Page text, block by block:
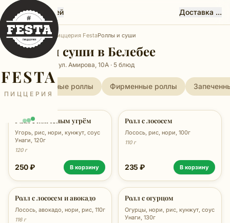
FESTA
ПИЦЦЕРИЯ
Феста, Белебей Доставка ...
ГлавнаяБелебей Пиццерия FestaРоллы и суши
Роллы и суши в Белебее
Пиццерия Festa, ул. Амирова, 10А · 5 блюд
Традиционные роллы Фирменные роллы
Ролл с копчёным угрём
Угорь, рис, нори, кунжут, соус
Унаги, 120г
120 г
250 ₽ В корзину
Ролл с лососем
Лосось, рис, нори, 100г
110 г
235 ₽ В корзину
Ролл с лососем и авокадо
Лосось, авокадо, нори, рис, 110г
116 г
Ролл с огурцом
Огурцы, нори, рис, кунжут, соус
Унаги, 130г